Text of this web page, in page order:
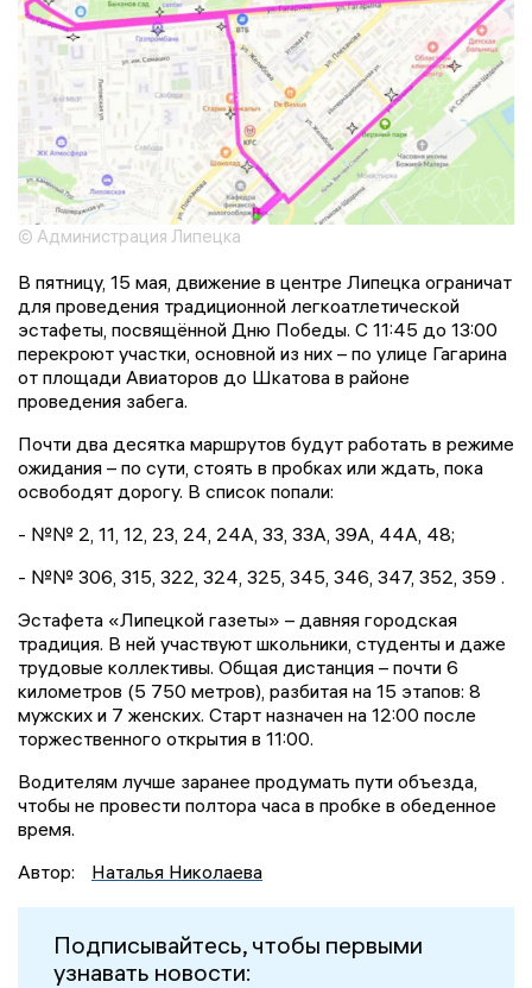
© Администрация Липецка
В пятницу, 15 мая, движение в центре Липецка ограничат
для проведения традиционной легкоатлетической
эстафеты, посвящённой Дню Победы. С 11:45 до 13:00
перекроют участки, основной из них – по улице Гагарина
от площади Авиаторов до Шкатова в районе
проведения забега.
Почти два десятка маршрутов будут работать в режиме
ожидания – по сути, стоять в пробках или ждать, пока
освободят дорогу. В список попали:
- №№ 2, 11, 12, 23, 24, 24А, 33, 33А, 39А, 44А, 48;
- №№ 306, 315, 322, 324, 325, 345, 346, 347, 352, 359 .
Эстафета «Липецкой газеты» – давняя городская
традиция. В ней участвуют школьники, студенты и даже
трудовые коллективы. Общая дистанция – почти 6
километров (5 750 метров), разбитая на 15 этапов: 8
мужских и 7 женских. Старт назначен на 12:00 после
торжественного открытия в 11:00.
Водителям лучше заранее продумать пути объезда,
чтобы не провести полтора часа в пробке в обеденное
время.
Автор:
Наталья Николаева
Подписывайтесь, чтобы первыми
узнавать новости: